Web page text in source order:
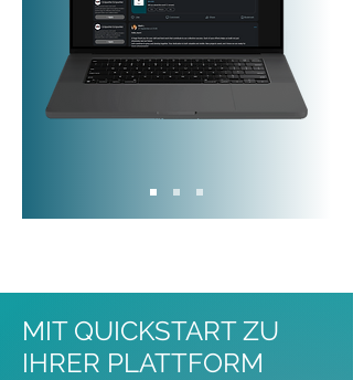
MIT QUICKSTART ZU
IHRER PLATTFORM